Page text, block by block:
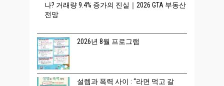
나? 거래량 9.4% 증가의 진실｜2026 GTA 부동산
전망
2026년 8월 프로그램
설렘과 폭력 사이 : “라면 먹고 갈